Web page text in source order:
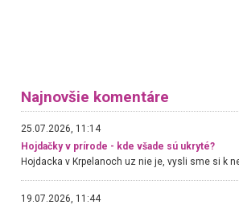
Najnovšie komentáre
25.07.2026, 11:14
Hojdačky v prírode - kde všade sú ukryté?
19.07.2026, 11:44